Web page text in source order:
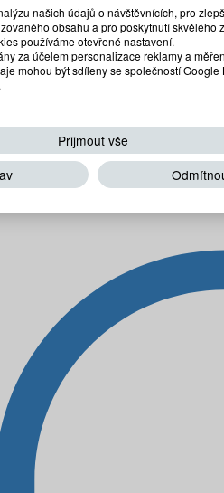
našich údajů o návštěvnících, pro
obsahu a pro poskytnutí skvělého
používáme otevřené nastavení.
za účelem personalizace reklamy a
mohou být sdíleny se společností Google
Přijmout vše